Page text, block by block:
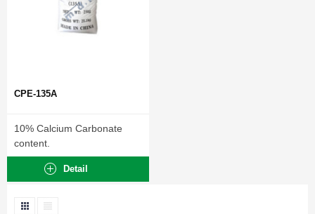
CPE-135A
10% Calcium Carbonate
content.
Detail